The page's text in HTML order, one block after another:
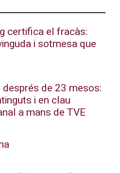
certifica el fracàs:
i sotmesa que
de 23 mesos:
i en clau
a mans de TVE